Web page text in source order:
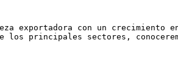
exportadora con un
principales sectores,